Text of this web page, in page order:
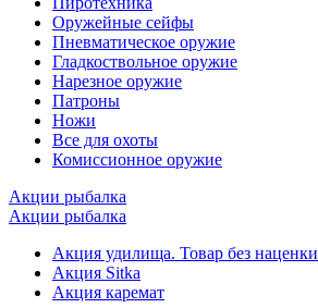
Оружейные сейфы
Пневматическое оружие
Гладкоствольное оружие
Нарезное оружие
Патроны
Ножи
Все для охоты
Комиссионное оружие
Акции рыбалка
Акции рыбалка
Акция удилища. Товар без наценки
Акция Sitka
Акция каремат